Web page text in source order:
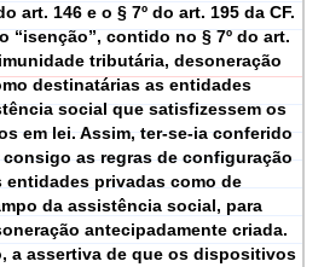
art. 146 e o § 7º do art. 195 da CF.
“isenção”, contido no § 7º do art.
tributária, desoneração
destinatárias as entidades
social que satisfizessem os
em lei. Assim, ter-se-ia conferido
as regras de configuração
entidades privadas como de
da assistência social, para
antecipadamente criada.
a assertiva de que os dispositivos